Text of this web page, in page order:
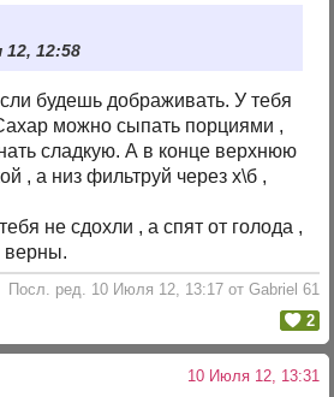
12:58
будешь дображивать. У тебя
можно сыпать порциями ,
сладкую. А в конце верхнюю
, а низ фильтруй через х\б ,
не сдохли , а спят от голода ,
верны.
Посл. ред. 10 Июля 12, 13:17 от Gabriel 61
2
10 Июля 12, 13:31